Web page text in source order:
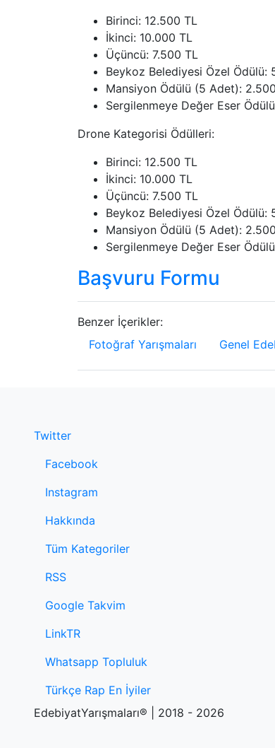
Birinci: 12.500 TL
İkinci: 10.000 TL
Üçüncü: 7.500 TL
Beykoz Belediyesi Özel Ödülü:
Mansiyon Ödülü (5 Adet):
Sergilenmeye Değer Eser
Drone Kategorisi Ödülleri:
Birinci: 12.500 TL
İkinci: 10.000 TL
Üçüncü: 7.500 TL
Beykoz Belediyesi Özel Ödülü:
Mansiyon Ödülü (5 Adet):
Sergilenmeye Değer Eser
Başvuru Formu
Benzer İçerikler:
Fotoğraf Yarışmaları
Genel
Twitter
Facebook
Instagram
Hakkında
Tüm Kategoriler
RSS
Google Takvim
LinkTR
Whatsapp Topluluk
Türkçe Rap En İyiler
EdebiyatYarışmaları® | 2018 - 2026